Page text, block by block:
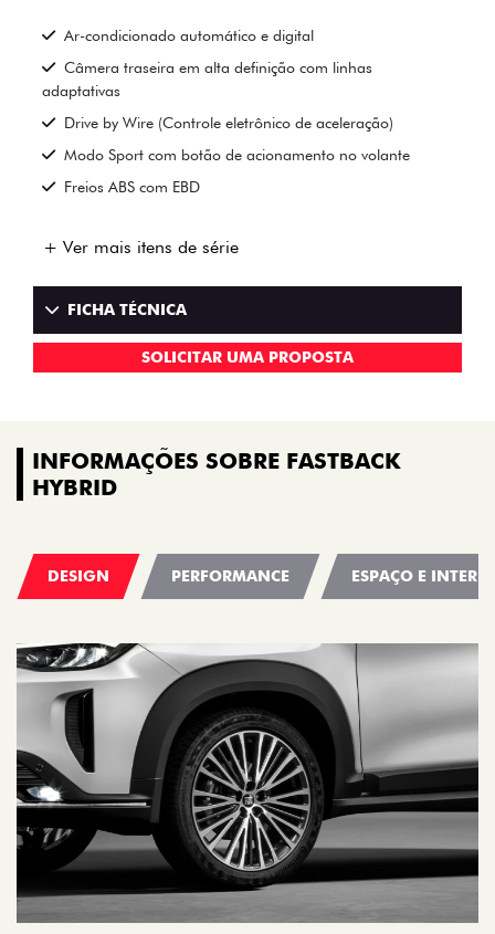
Ar-condicionado automático e digital
Câmera traseira em alta definição com linhas
adaptativas
Drive by Wire (Controle eletrônico de aceleração)
Modo Sport com botão de acionamento no volante
Freios ABS com EBD
+ Ver mais itens de série
FICHA TÉCNICA
SOLICITAR UMA PROPOSTA
INFORMAÇÕES SOBRE FASTBACK
HYBRID
DESIGN PERFORMANCE ESPAÇO E